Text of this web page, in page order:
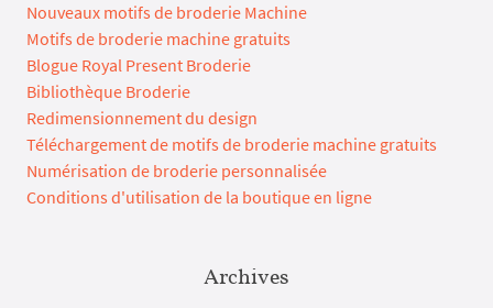
Nouveaux motifs de broderie Machine
Motifs de broderie machine gratuits
Blogue Royal Present Broderie
Bibliothèque Broderie
Redimensionnement du design
Téléchargement de motifs de broderie machine gratuits
Numérisation de broderie personnalisée
Conditions d'utilisation de la boutique en ligne
Archives